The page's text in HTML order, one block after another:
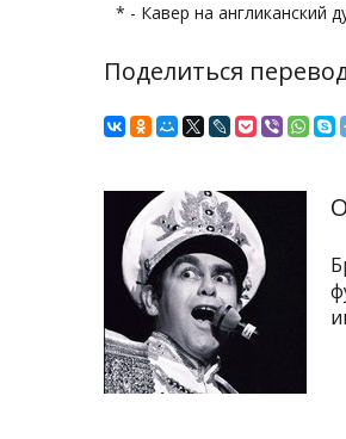
* - Кавер на англиканский
Поделиться